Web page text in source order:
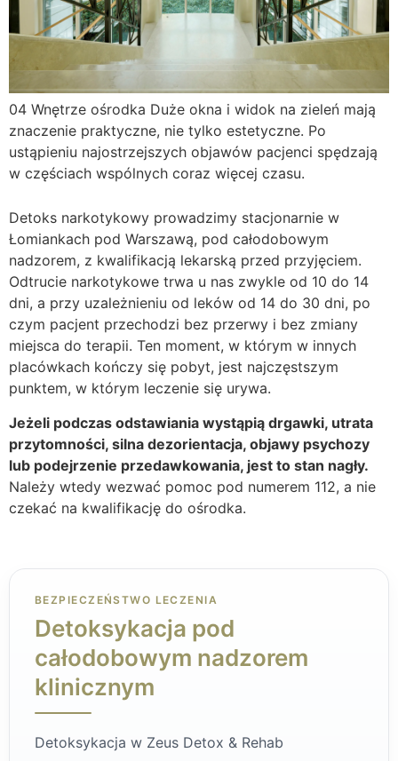
04 Wnętrze ośrodka Duże okna i widok na zieleń mają
znaczenie praktyczne, nie tylko estetyczne. Po
ustąpieniu najostrzejszych objawów pacjenci spędzają
w częściach wspólnych coraz więcej czasu.
Detoks narkotykowy prowadzimy stacjonarnie w
Łomiankach pod Warszawą, pod całodobowym
nadzorem, z kwalifikacją lekarską przed przyjęciem.
Odtrucie narkotykowe trwa u nas zwykle od 10 do 14
dni, a przy uzależnieniu od leków od 14 do 30 dni, po
czym pacjent przechodzi bez przerwy i bez zmiany
miejsca do terapii. Ten moment, w którym w innych
placówkach kończy się pobyt, jest najczęstszym
punktem, w którym leczenie się urywa.
Jeżeli podczas odstawiania wystąpią drgawki, utrata
przytomności, silna dezorientacja, objawy psychozy
lub podejrzenie przedawkowania, jest to stan nagły.
Należy wtedy wezwać pomoc pod numerem 112, a nie
czekać na kwalifikację do ośrodka.
BEZPIECZEŃSTWO LECZENIA
Detoksykacja pod
całodobowym nadzorem
klinicznym
Detoksykacja w Zeus Detox & Rehab